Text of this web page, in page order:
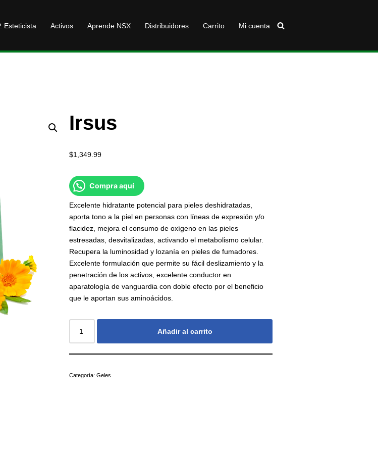
Esteticista Activos Aprende NSX Distribuidores Carrito Mi cuenta
Irsus
$1,349.99
Compra aquí
Excelente hidratante potencial para pieles deshidratadas,
aporta tono a la piel en personas con líneas de expresión y/o
flacidez, mejora el consumo de oxígeno en las pieles
estresadas, desvitalizadas, activando el metabolismo celular.
Recupera la luminosidad y lozanía en pieles de fumadores.
Excelente formulación que permite su fácil deslizamiento y la
penetración de los activos, excelente conductor en
aparatología de vanguardia con doble efecto por el beneficio
que le aportan sus aminoácidos.
Añadir al carrito
Categoría: Geles